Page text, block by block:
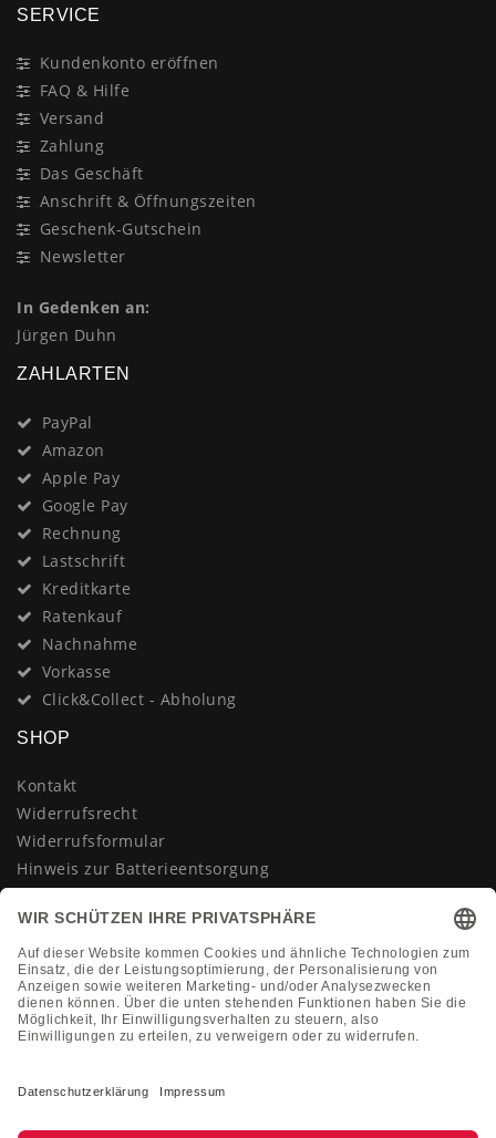
SERVICE
Kundenkonto eröffnen
FAQ & Hilfe
Versand
Zahlung
Das Geschäft
Anschrift & Öffnungszeiten
Geschenk-Gutschein
Newsletter
In Gedenken an:
Jürgen Duhn
ZAHLARTEN
PayPal
Amazon
Apple Pay
Google Pay
Rechnung
Lastschrift
Kreditkarte
Ratenkauf
Nachnahme
Vorkasse
Click&Collect - Abholung
SHOP
Kontakt
Widerrufsrecht
Widerrufsformular
Hinweis zur Batterieentsorgung
AGB
Impressum
Vertrag widerrufen
KONTAKT
Montag-Freitag 10:00-18:00 Uhr